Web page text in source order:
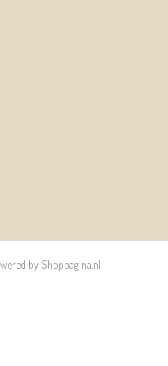
by Shoppagina.nl